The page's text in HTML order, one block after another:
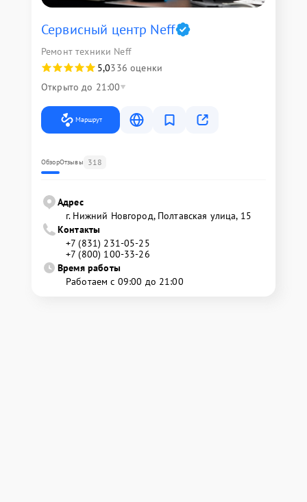
Сервисный центр Neff
Ремонт техники Neff
5,0336 оценки
Открыто до 21:00
Маршрут
ОбзорОтзывы 318
Адрес
г. Нижний Новгород, Полтавская улица, 15
Контакты
+7 (831) 231-05-25
+7 (800) 100-33-26
Время работы
Работаем с 09:00 до 21:00